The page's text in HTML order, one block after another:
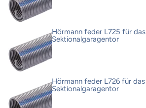
Hörmann feder L725 für das
Sektionalgaragentor
Hörmann feder L726 für das
Sektionalgaragentor